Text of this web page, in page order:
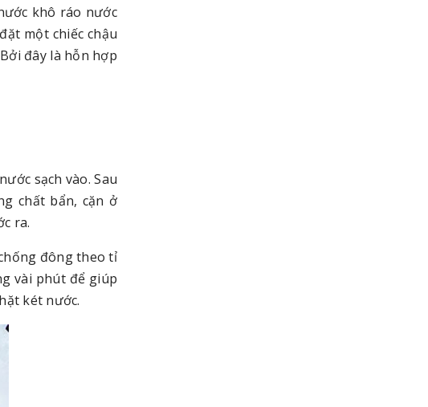
khô ráo nước
một chiếc chậu
đây là hỗn hợp
sạch vào. Sau
chất bẩn, cặn ở
ra.
đông theo tỉ
vài phút để giúp
két nước.